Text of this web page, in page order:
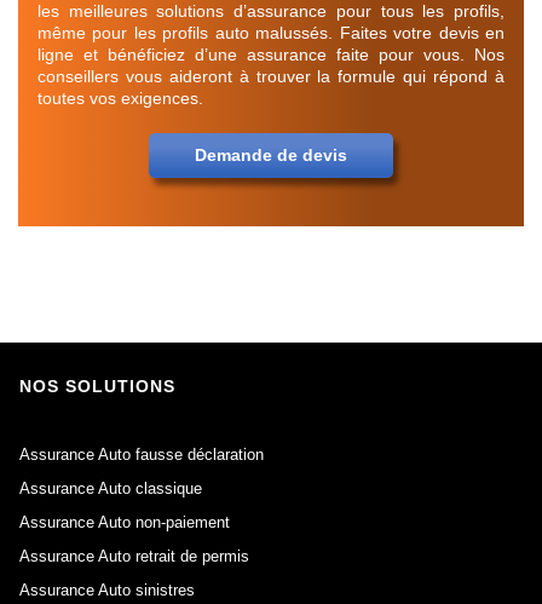
les meilleures solutions d’assurance pour tous les profils,
même pour les profils auto malussés. Faites votre devis en
ligne et bénéficiez d’une assurance faite pour vous. Nos
conseillers vous aideront à trouver la formule qui répond à
toutes vos exigences.
Demande de devis
NOS SOLUTIONS
Assurance Auto fausse déclaration
Assurance Auto classique
Assurance Auto non-paiement
Assurance Auto retrait de permis
Assurance Auto sinistres